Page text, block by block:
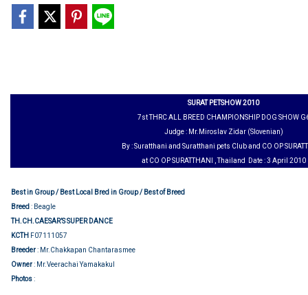
SURAT PETSHOW 2010
7st THRC ALL BREED CHAMPIONSHIP DOG SHOW
Judge : Mr.Miroslav Zidar (Slovenian)
By : Suratthani and Suratthani pets Club and CO OP
at CO OP SURATTHANI , Thailand Date : 3 April 2010
Best in Group / Best Local Bred in Group / Best of Breed
Breed : Beagle
TH.CH.CAESAR’S SUPER DANCE
KCTH F07111057
Breeder: Mr.Chakkapan Chantarasmee
Owner: Mr.Veerachai Yamakakul
Photos: